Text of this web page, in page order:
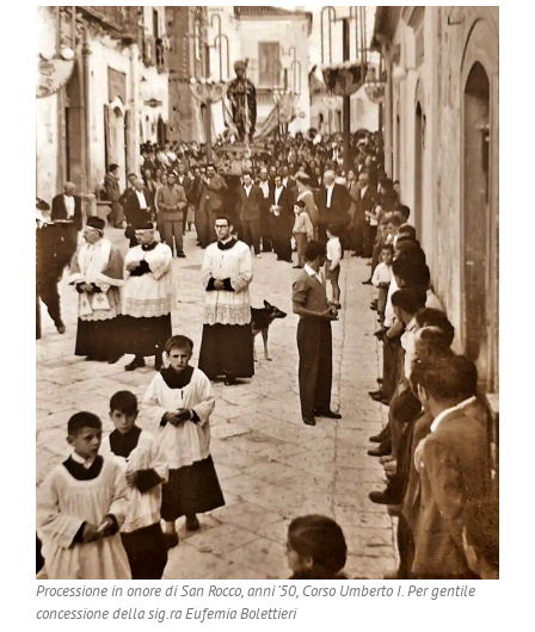
Processione in onore di San Rocco, anni ’50, Corso Umberto I. Per gentile
concessione della sig.ra Eufemia Bolettieri